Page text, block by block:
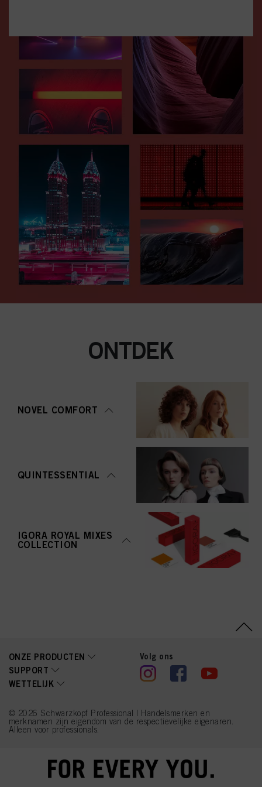
ONTDEK
NOVEL COMFORT
QUINTESSENTIAL
IGORA ROYAL MIXES
COLLECTION
ONZE PRODUCTEN
SUPPORT
WETTELIJK
Volg ons
© 2026 Schwarzkopf Professional | Handelsmerken en
merknamen zijn eigendom van de respectievelijke eigenaren.
Alleen voor professionals.
een of meer van de hierboven genoemde doeleinden. Door op "Alles
aanvaarden" te klikken, gaat u akkoord met het gebruik van cookies en met
de verwerking van uw persoonsgegevens voor alle hierboven vermelde
doeleinden. Als u op "Afwijzen" klikt, worden alleen cookies gebruikt die
technisch noodzakelijk zijn om u deze website aan te kunnen bieden..